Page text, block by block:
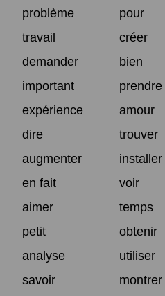
problème
pour
travail
créer
demander
bien
important
prendre
expérience
amour
dire
trouver
augmenter
installer
en fait
voir
aimer
temps
petit
obtenir
analyse
utiliser
savoir
montrer